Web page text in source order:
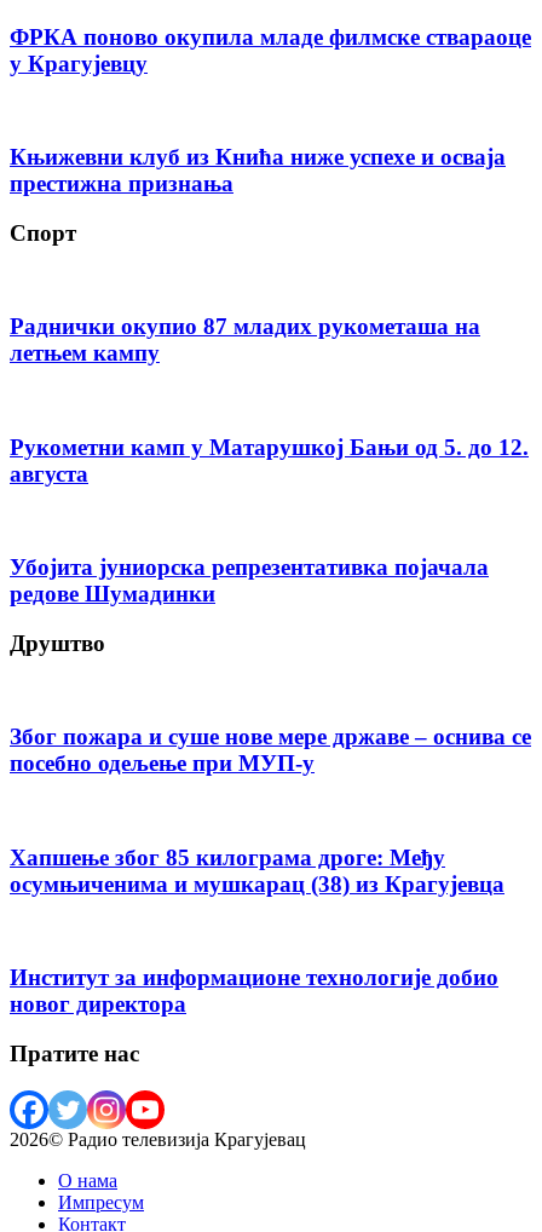
ФРКА поново окупила младе филмске ствараоце
у Крагујевцу
Књижевни клуб из Кнића ниже успехе и осваја
престижна признања
Спорт
Раднички окупио 87 младих рукометаша на
летњем кампу
Рукометни камп у Матарушкој Бањи од 5. до 12.
августа
Убојита јуниорска репрезентативка појачала
редове Шумадинки
Друштво
Због пожара и суше нове мере државе – оснива се
посебно одељење при МУП-у
Хапшење због 85 килограма дроге: Међу
осумњиченима и мушкарац (38) из Крагујевца
Институт за информационе технологије добио
новог директора
Пратите нас
2026© Радио телевизија Крагујевац
О нама
Импресум
Контакт